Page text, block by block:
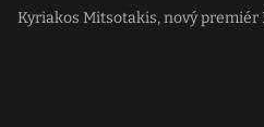
Kyriakos Mitsotakis, nový premiér